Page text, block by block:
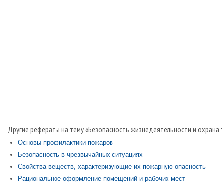
Другие рефераты на тему «Безопасность жизнедеятельности и охрана
Основы профилактики пожаров
Безопасность в чрезвычайных ситуациях
Свойства веществ, характеризующие их пожарную опасность
Рациональное оформление помещений и рабочих мест